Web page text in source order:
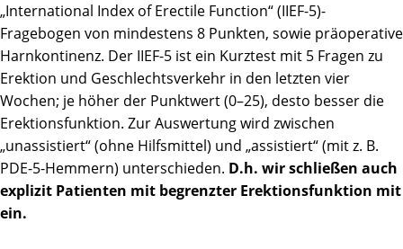
„International Index of Erectile Function“ (IIEF-5)-
Fragebogen von mindestens 8 Punkten, sowie präoperative
Harnkontinenz. Der IIEF-5 ist ein Kurztest mit 5 Fragen zu
Erektion und Geschlechtsverkehr in den letzten vier
Wochen; je höher der Punktwert (0–25), desto besser die
Erektionsfunktion. Zur Auswertung wird zwischen
„unassistiert“ (ohne Hilfsmittel) und „assistiert“ (mit z. B.
PDE-5-Hemmern) unterschieden. D.h. wir schließen auch
explizit Patienten mit begrenzter Erektionsfunktion mit
ein.